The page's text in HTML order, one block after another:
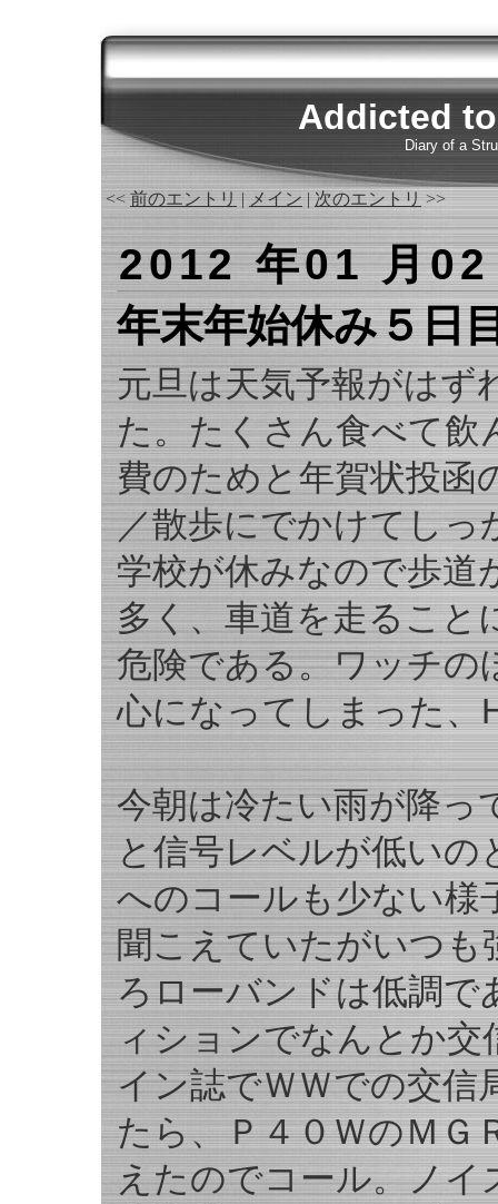
Addicted
Diary of a
<<前のエントリ | メイン|次のエントリ>>
2012 年01 月
年末年始休み５日
元旦は天気予報がはず
た。たくさん食べて飲
費のためと年賀状投函
／散歩にでかけてしっ
学校が休みなので歩道
多く、車道を走ること
危険である。ワッチの
心になってしまった、
今朝は冷たい雨が降っ
と信号レベルが低いの
へのコールも少ない様
聞こえていたがいつ
ろローバンドは低調で
ィションでなんとか交
イン誌でＷＷでの交信
たら、Ｐ４０ＷのＭＧ
えたのでコール。ノイ